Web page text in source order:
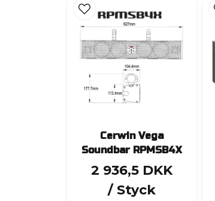
Cerwin Vega
Soundbar RPMSB4X
2 936,5 DKK
/ Styck